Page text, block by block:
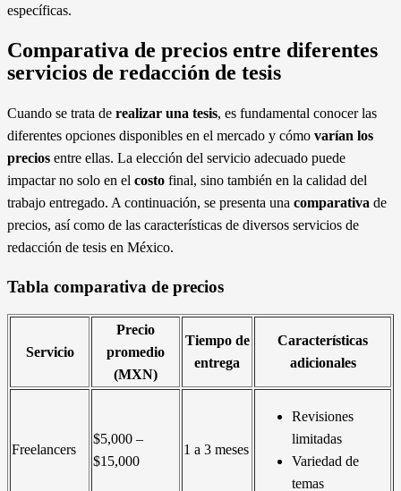
específicas.
Comparativa de precios entre diferentes
servicios de redacción de tesis
Cuando se trata de realizar una tesis, es fundamental conocer las
diferentes opciones disponibles en el mercado y cómo varían los
precios entre ellas. La elección del servicio adecuado puede
impactar no solo en el costo final, sino también en la calidad del
trabajo entregado. A continuación, se presenta una comparativa de
precios, así como de las características de diversos servicios de
redacción de tesis en México.
Tabla comparativa de precios
Servicio
Precio
promedio
(MXN)
Tiempo de
entrega
Características
adicionales
Freelancers
$5,000 –
$15,000
1 a 3 meses
Revisiones
limitadas
Variedad de
temas